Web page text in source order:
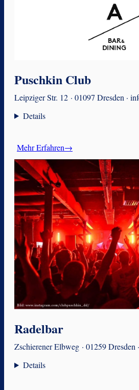
Puschkin Club
Leipziger Str. 12 · 01097 Dresden ·
Details
Mehr Erfahren→
Radelbar
Zschierener Elbweg · 01259 Dresden
Details